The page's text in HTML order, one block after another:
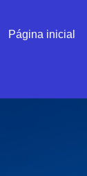
Página inicial